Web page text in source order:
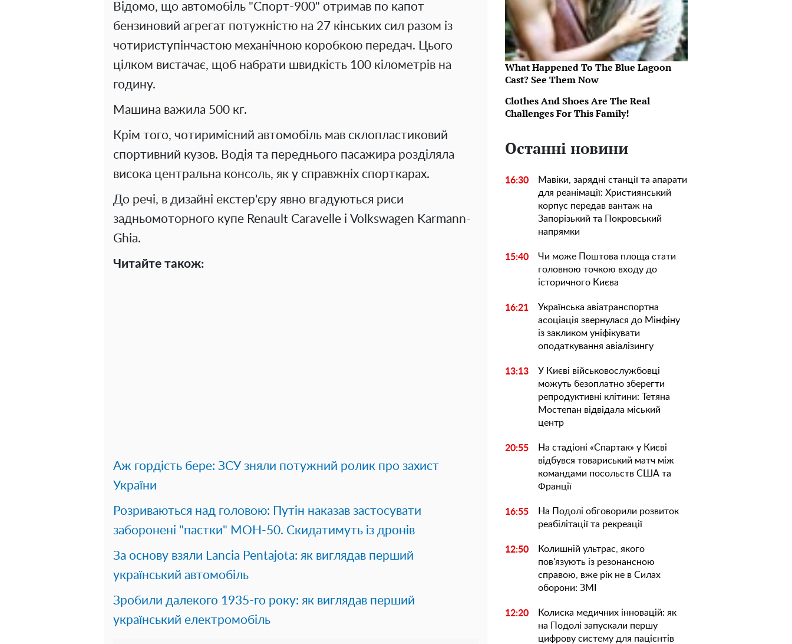
Відомо, що автомобіль "Спорт-900" отримав по капот
бензиновий агрегат потужністю на 27 кінських сил разом із
чотириступінчастою механічною коробкою передач. Цього
цілком вистачає, щоб набрати швидкість 100 кілометрів на
годину.
Машина важила 500 кг.
Крім того, чотиримісний автомобіль мав склопластиковий
спортивний кузов. Водія та переднього пасажира розділяла
висока центральна консоль, як у справжніх спорткарах.
До речі, в дизайні екстер'єру явно вгадуються риси
задньомоторного купе Renault Caravelle і Volkswagen Karmann-
Ghia.
Читайте також:
Аж гордість бере: ЗСУ зняли потужний ролик про захист
України
Розриваються над головою: Путін наказав застосувати
заборонені "пастки" МОН-50. Скидатимуть із дронів
За основу взяли Lancia Pentajota: як виглядав перший
український автомобіль
Зробили далекого 1935-го року: як виглядав перший
український електромобіль
What Happened To The Blue Lagoon
Cast? See Them Now
Clothes And Shoes Are The Real
Challenges For This Family!
Останні новини
16:30
Мавіки, зарядні станції та апарати
для реанімації: Християнський
корпус передав вантаж на
Запорізький та Покровський
напрямки
15:40
Чи може Поштова площа стати
головною точкою входу до
історичного Києва
16:21
Українська авіатранспортна
асоціація звернулася до Мінфіну
із закликом уніфікувати
оподаткування авіалізингу
13:13
У Києві військовослужбовці
можуть безоплатно зберегти
репродуктивні клітини: Тетяна
Мостепан відвідала міський
центр
20:55
На стадіоні «Спартак» у Києві
відбувся товариський матч між
командами посольств США та
Франції
16:55
На Подолі обговорили розвиток
реабілітації та рекреації
12:50
Колишній ультрас, якого
пов'язують із резонансною
справою, вже рік не в Силах
оборони: ЗМІ
12:20
Колиска медичних інновацій: як
на Подолі запускали першу
цифрову систему для пацієнтів